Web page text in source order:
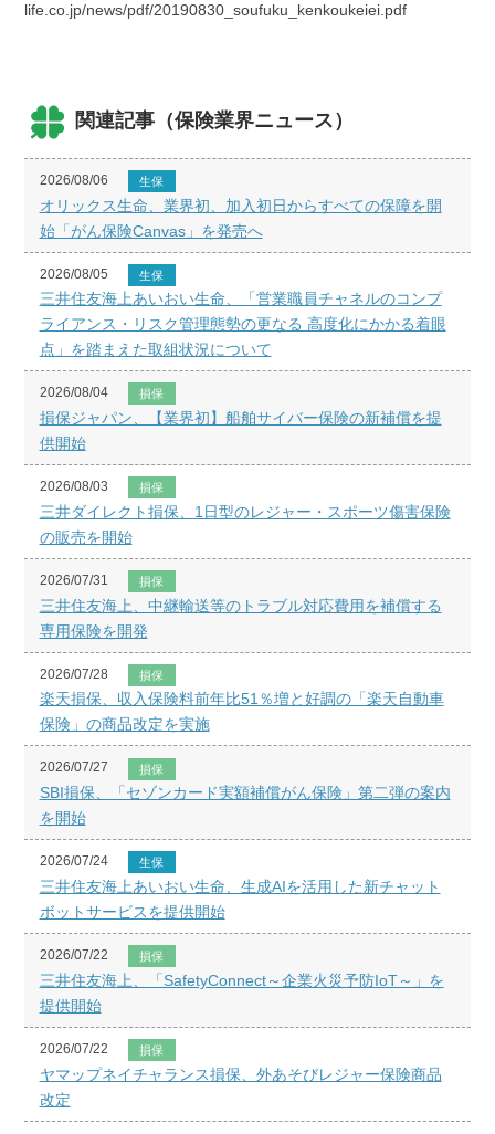
life.co.jp/news/pdf/20190830_soufuku_kenkoukeiei.pdf
関連記事（保険業界ニュース）
2026/08/06 生保
オリックス生命、業界初、加入初日からすべての保障を開
始「がん保険Canvas」を発売へ
2026/08/05 生保
三井住友海上あいおい生命、「営業職員チャネルのコンプ
ライアンス・リスク管理態勢の更なる 高度化にかかる着眼
点」を踏まえた取組状況について
2026/08/04 損保
損保ジャパン、【業界初】船舶サイバー保険の新補償を提
供開始
2026/08/03 損保
三井ダイレクト損保、1日型のレジャー・スポーツ傷害保険
の販売を開始
2026/07/31 損保
三井住友海上、中継輸送等のトラブル対応費用を補償する
専用保険を開発
2026/07/28 損保
楽天損保、収入保険料前年比51％増と好調の「楽天自動車
保険」の商品改定を実施
2026/07/27 損保
SBI損保、「セゾンカード実額補償がん保険」第二弾の案内
を開始
2026/07/24 生保
三井住友海上あいおい生命、生成AIを活用した新チャット
ボットサービスを提供開始
2026/07/22 損保
三井住友海上、「SafetyConnect～企業火災予防IoT～」を
提供開始
2026/07/22 損保
ヤマップネイチャランス損保、外あそびレジャー保険商品
改定